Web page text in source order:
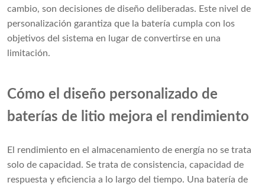
cambio, son decisiones de diseño deliberadas. Este nivel de
personalización garantiza que la batería cumpla con los
objetivos del sistema en lugar de convertirse en una
limitación.
Cómo el diseño personalizado de
baterías de litio mejora el rendimiento
El rendimiento en el almacenamiento de energía no se trata
solo de capacidad. Se trata de consistencia, capacidad de
respuesta y eficiencia a lo largo del tiempo. Una batería de